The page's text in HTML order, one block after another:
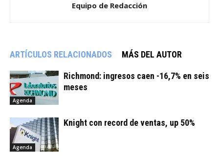
Equipo de Redacción
ARTÍCULOS RELACIONADOS MÁS DEL AUTOR
Agenda
Richmond: ingresos caen -16,7% en seis
meses
Agenda
Knight con record de ventas, up 50%